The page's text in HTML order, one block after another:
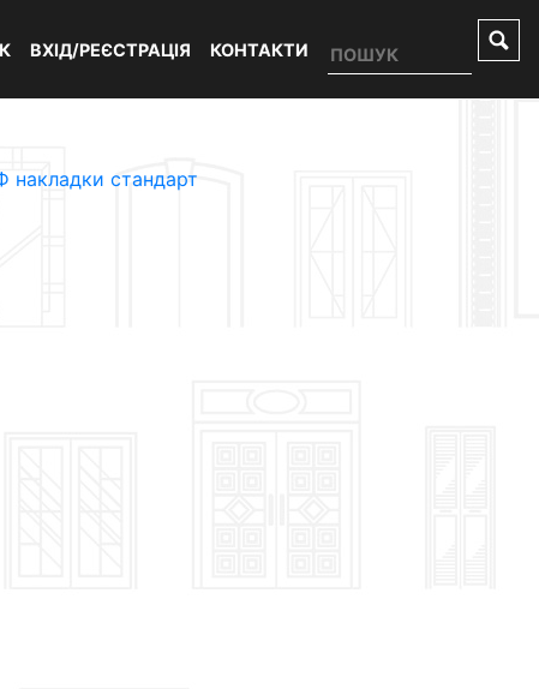
ВХІД/РЕЄСТРАЦІЯ КОНТАКТИ
накладки стандарт